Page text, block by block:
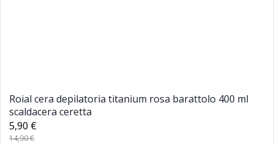
Roial cera depilatoria titanium rosa barattolo 400 ml
scaldacera ceretta
5,90 €
14,90 €